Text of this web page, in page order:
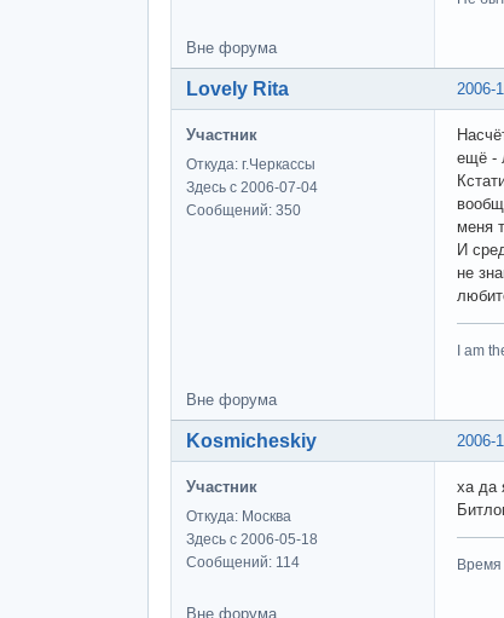
Вне форума
2006-
Lovely Rita
Участник
Откуда: г.Черкассы
Здесь с 2006-07-04
Сообщений: 350
ещё -
меня
И
не
I am
Вне форума
2006-
Kosmicheskiy
Участник
Откуда: Москва
Здесь с 2006-05-18
Сообщений: 114
ха да
Время
Вне форума